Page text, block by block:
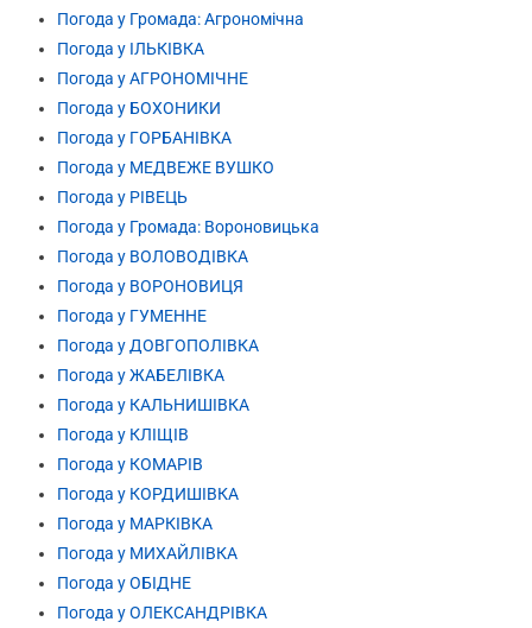
Погода у Громада: Агрономічна
Погода у ІЛЬКІВКА
Погода у АГРОНОМІЧНЕ
Погода у БОХОНИКИ
Погода у ГОРБАНІВКА
Погода у МЕДВЕЖЕ ВУШКО
Погода у РІВЕЦЬ
Погода у Громада: Вороновицька
Погода у ВОЛОВОДІВКА
Погода у ВОРОНОВИЦЯ
Погода у ГУМЕННЕ
Погода у ДОВГОПОЛІВКА
Погода у ЖАБЕЛІВКА
Погода у КАЛЬНИШІВКА
Погода у КЛІЩІВ
Погода у КОМАРІВ
Погода у КОРДИШІВКА
Погода у МАРКІВКА
Погода у МИХАЙЛІВКА
Погода у ОБІДНЕ
Погода у ОЛЕКСАНДРІВКА